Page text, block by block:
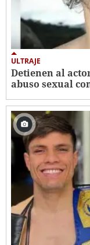
ULTRAJE
Detienen al
abuso sexual